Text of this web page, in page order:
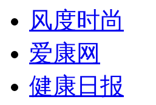
风度时尚
爱康网
健康日报